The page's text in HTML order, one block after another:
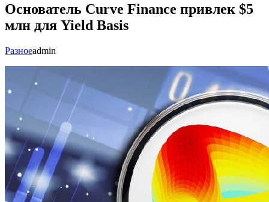
Основатель Curve Finance привлек $5
млн для Yield Basis
Разноеadmin